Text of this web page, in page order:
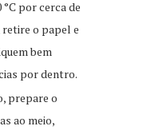
por cerca de
retire o papel e
bem
por dentro.
prepare o
ao meio,